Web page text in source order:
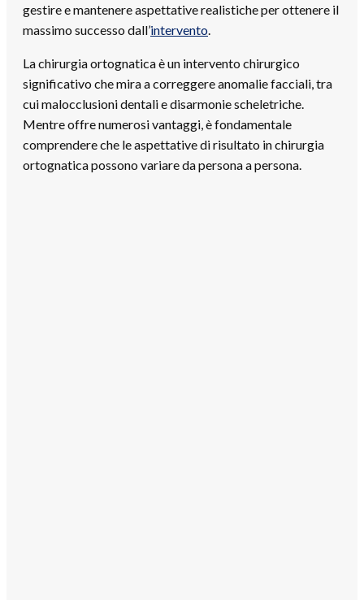
gestire e mantenere aspettative realistiche per ottenere il
massimo successo dall’intervento
La chirurgia ortognatica è un intervento chirurgico
significativo che mira a correggere anomalie facciali, tra
cui malocclusioni dentali e disarmonie scheletriche.
Mentre offre numerosi vantaggi, è fondamentale
comprendere che le aspettative di risultato in chirurgia
ortognatica possono variare da persona a persona.